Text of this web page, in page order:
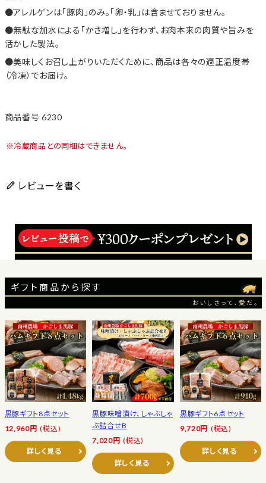
アレルゲンは「豚肉」のみ。「卵・乳」は含ませておりません。
無駄な加水による「かさ増し」を行わず、お肉本来の肉質や旨みを
活かした製法。
美味しくお召し上がりいただくために、商品は各々の適正温度帯
（冷凍）でお届け。
商品番号 6230
冷蔵商品との同梱はできません。
レビューを書く
ギフト商品から探す
おいしさって、愛だ。
黒豚ギフト8点セット
12,960円 (税込)
詳しく見る
黒豚味噌漬け、しゃぶしゃ
ぶ詰合せB
7,020円 (税込)
詳しく見る
黒豚ギフト6点セット
9,720円 (税込)
詳しく見る